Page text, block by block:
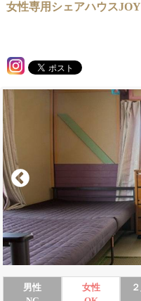
女性専用シェアハウス
男性
女性